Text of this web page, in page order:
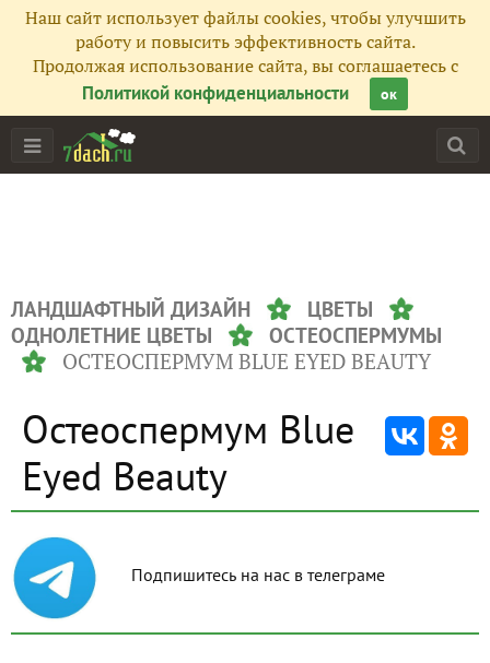
Наш сайт использует файлы cookies, чтобы улучшить
работу и повысить эффективность сайта.
Продолжая использование сайта, вы соглашаетесь с
Политикой конфиденциальности
ок
ЛАНДШАФТНЫЙ ДИЗАЙН
ЦВЕТЫ
ОДНОЛЕТНИЕ ЦВЕТЫ
ОСТЕОСПЕРМУМЫ
ОСТЕОСПЕРМУМ BLUE EYED BEAUTY
Остеоспермум Blue
Eyed Beauty
Подпишитесь на нас в телеграме